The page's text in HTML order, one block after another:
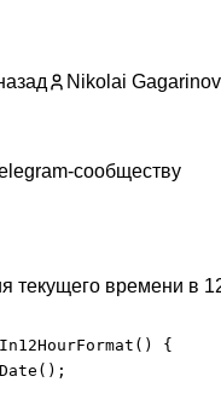
Nikolai Gagarinov
сообществу
текущего времени в
{